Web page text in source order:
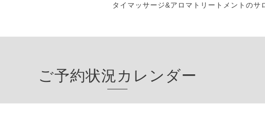
タイマッサージ&アロマトリートメントのサ
ご予約状況カレンダー